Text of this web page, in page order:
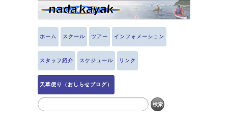
ホーム スクール ツアー インフォメーション
スタッフ紹介 スケジュール リンク
天草便り（おしらせブログ）